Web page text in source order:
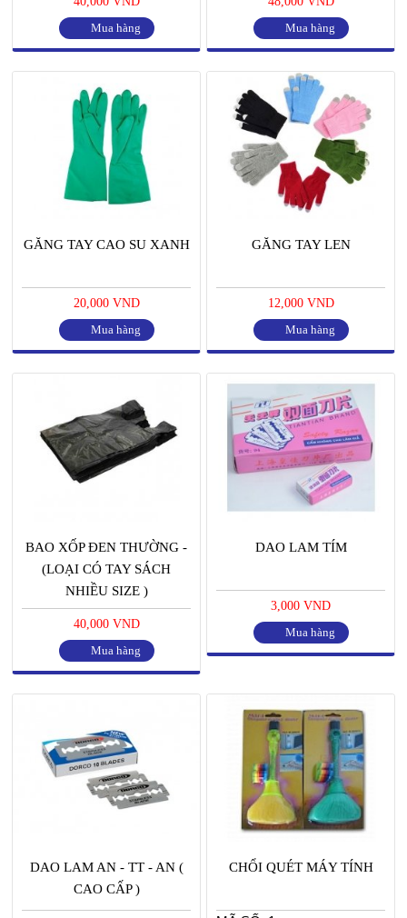
Mua hàng
Mua hàng
GĂNG TAY CAO SU XANH
20,000 VND
Mua hàng
GĂNG TAY LEN
12,000 VND
Mua hàng
BAO XỐP ĐEN THƯỜNG -
(LOẠI CÓ TAY SÁCH
NHIỀU SIZE )
40,000 VND
Mua hàng
DAO LAM TÍM
3,000 VND
Mua hàng
DAO LAM AN - TT - AN (
CAO CẤP )
CHỔI QUÉT MÁY TÍNH